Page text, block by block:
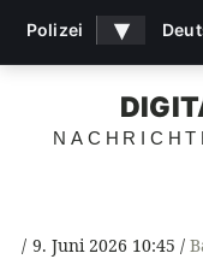
9. Juni 2026 10:45
Polizei ▾